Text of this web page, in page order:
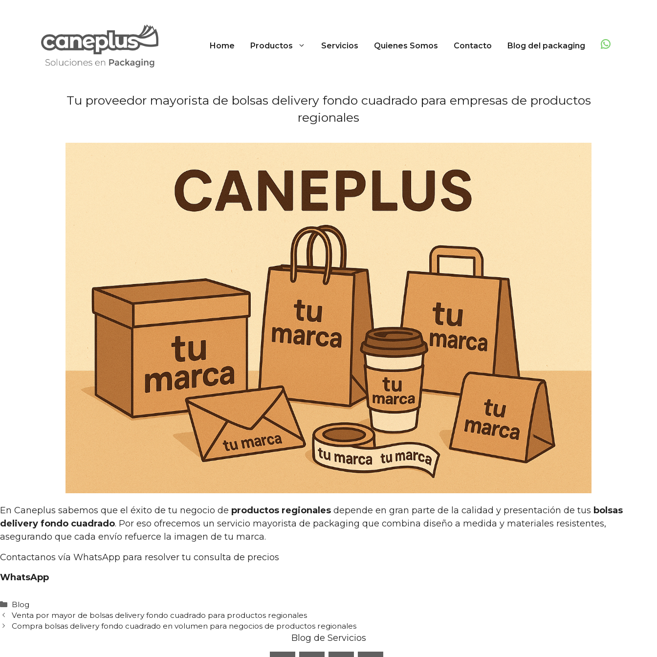
Home Productos Servicios Quienes Somos Contacto Blog del packaging
Tu proveedor mayorista de bolsas delivery fondo cuadrado para empresas de productos
regionales
En Caneplus sabemos que el éxito de tu negocio de productos regionales depende en gran parte de la calidad y presentación de tus bolsas
delivery fondo cuadrado. Por eso ofrecemos un servicio mayorista de packaging que combina diseño a medida y materiales resistentes,
asegurando que cada envío refuerce la imagen de tu marca.
Contactanos vía WhatsApp para resolver tu consulta de precios
WhatsApp
Categorías
Blog
Venta por mayor de bolsas delivery fondo cuadrado para productos regionales
Compra bolsas delivery fondo cuadrado en volumen para negocios de productos regionales
Blog de Servicios